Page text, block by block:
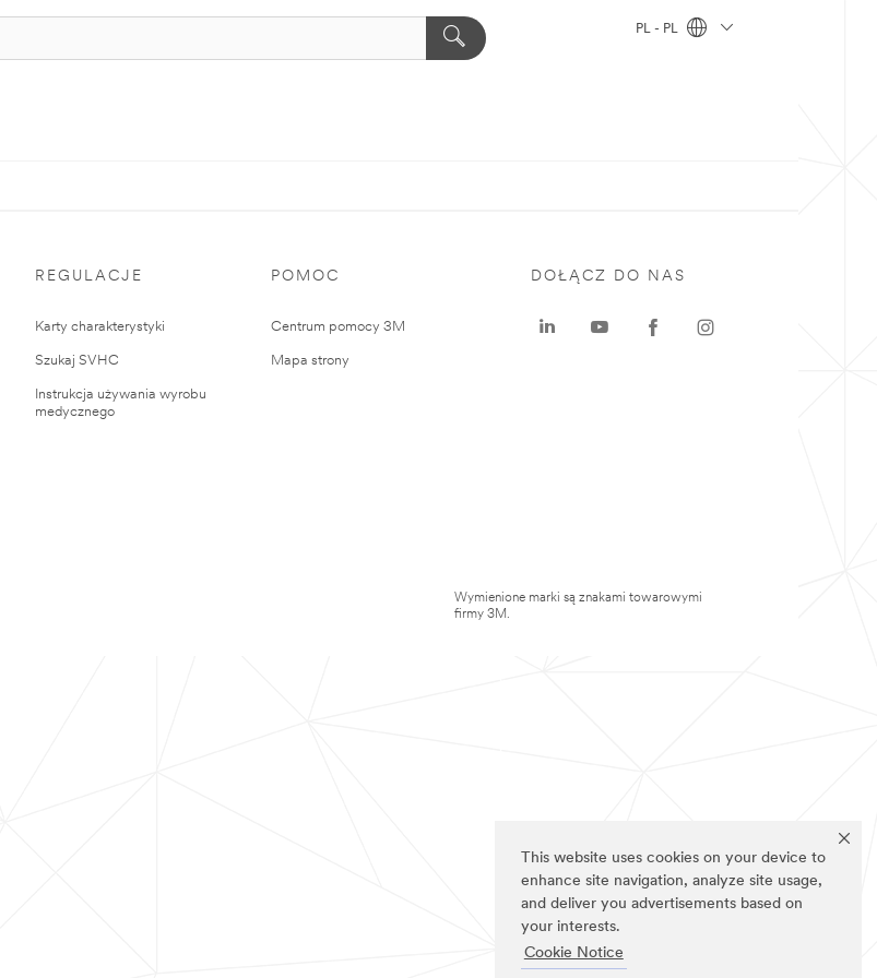
This website uses cookies on your device to
enhance site navigation, analyze site usage,
and deliver you advertisements based on
your interests.
Cookie Notice
PL - PL
REGULACJE
Karty charakterystyki
Szukaj SVHC
Instrukcja używania wyrobu
medycznego
POMOC
Centrum pomocy 3M
Mapa strony
DOŁĄCZ DO NAS
Wymienione marki są znakami towarowymi
firmy 3M.